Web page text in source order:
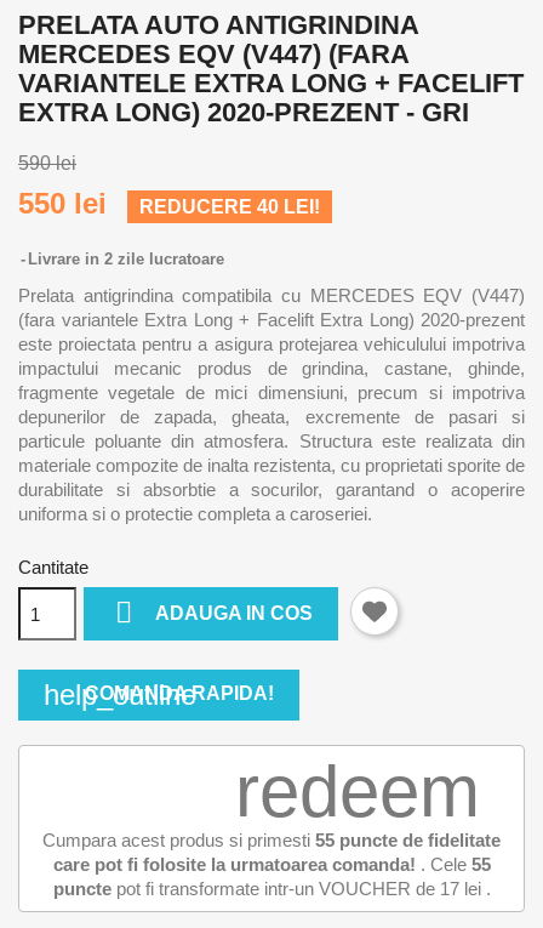
PRELATA AUTO ANTIGRINDINA
MERCEDES EQV (V447) (FARA
VARIANTELE EXTRA LONG + FACELIFT
EXTRA LONG) 2020-PREZENT - GRI
590 lei
550 lei REDUCERE 40 LEI!
Livrare in 2 zile lucratoare
Prelata antigrindina compatibila cu MERCEDES EQV (V447)
(fara variantele Extra Long + Facelift Extra Long) 2020-prezent
este proiectata pentru a asigura protejarea vehiculului impotriva
impactului mecanic produs de grindina, castane, ghinde,
fragmente vegetale de mici dimensiuni, precum si impotriva
depunerilor de zapada, gheata, excremente de pasari si
particule poluante din atmosfera. Structura este realizata din
materiale compozite de inalta rezistenta, cu proprietati sporite de
durabilitate si absorbtie a socurilor, garantand o acoperire
uniforma si o protectie completa a caroseriei.
Cantitate
 ADAUGA IN COS
help_outline
COMANDA RAPIDA!
redeem
Cumpara acest produs si primesti 55 puncte de fidelitate
care pot fi folosite la urmatoarea comanda! . Cele 55
punctepot fi transformate intr-un VOUCHER de 17 lei.